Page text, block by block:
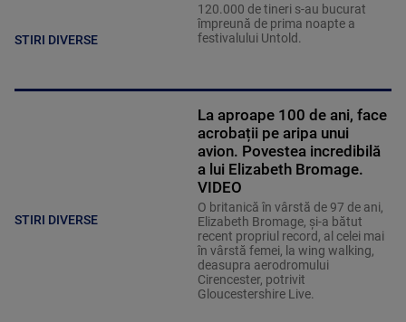
STIRI DIVERSE
120.000 de tineri s-au bucurat
împreună de prima noapte a
festivalului Untold.
STIRI DIVERSE
La aproape 100 de ani, face
acrobații pe aripa unui
avion. Povestea incredibilă
a lui Elizabeth Bromage.
VIDEO
O britanică în vârstă de 97 de ani,
Elizabeth Bromage, şi-a bătut
recent propriul record, al celei mai
în vârstă femei, la wing walking,
deasupra aerodromului
Cirencester, potrivit
Gloucestershire Live.